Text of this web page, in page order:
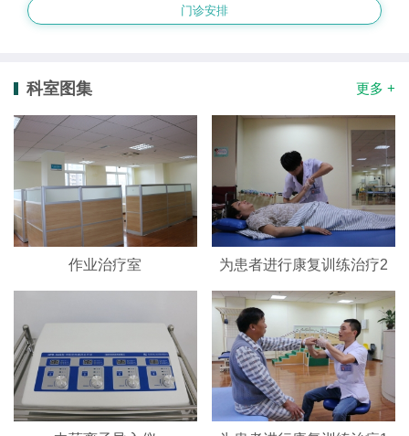
门诊安排
科室图集 更多 +
作业治疗室 为患者进行康复训练治疗2